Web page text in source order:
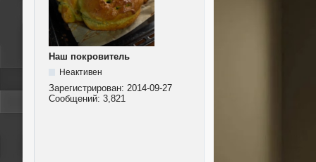
Наш покровитель
Неактивен
Зарегистрирован: 2014-09-27
Сообщений: 3,821